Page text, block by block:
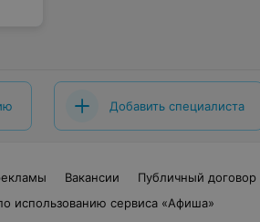
Добавить специалиста
Вакансии
Публичный договор
использованию сервиса «Афиша»